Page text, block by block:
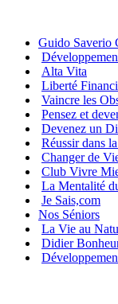
Guido Saverio
Alta Vita
Liberté
Vaincre les
Pensez et
Devenez un
Réussir dans
Changer de
Club Vivre
La Mentalité
Je Sais,com
Nos Séniors
La Vie au
Didier